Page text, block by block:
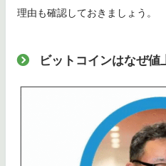
理由も確認しておきましょう。
ビットコインはなぜ値